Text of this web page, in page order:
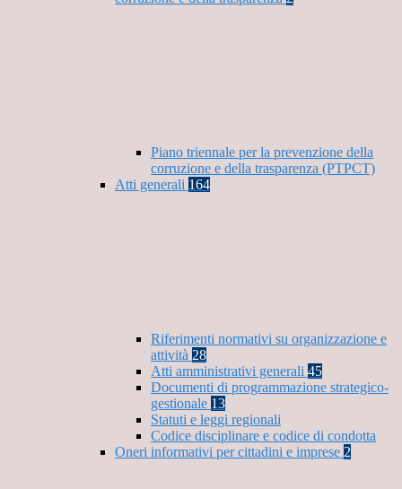
Piano triennale per la prevenzione della
corruzione e della trasparenza (PTPCT)
Atti generali 164
Riferimenti normativi su organizzazione e
attività 28
Atti amministrativi generali 45
Documenti di programmazione strategico-
gestionale 13
Statuti e leggi regionali
Codice disciplinare e codice di condotta
Oneri informativi per cittadini e imprese 2